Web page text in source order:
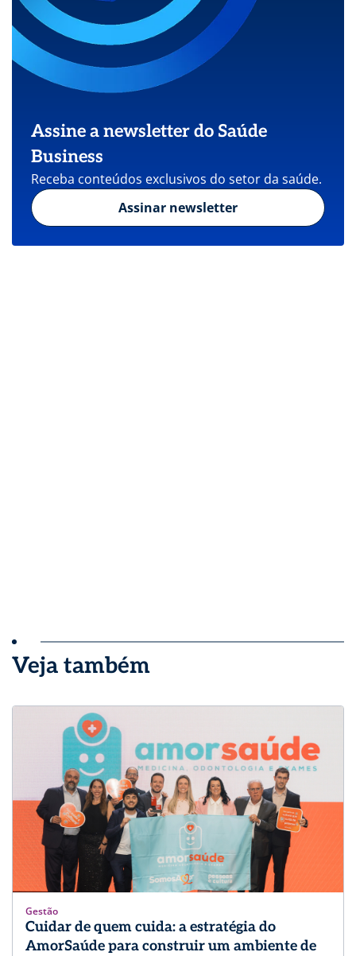
Assine a newsletter do Saúde
Business
Receba conteúdos exclusivos do setor da saúde.
Assinar newsletter
Veja também
Gestão
Cuidar de quem cuida: a estratégia do
AmorSaúde para construir um ambiente de